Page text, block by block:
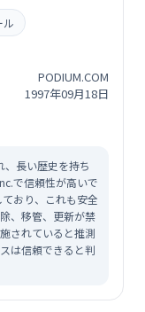
ル
PODIUM.COM
1997年09月18日
長い歴史を持ち
で信頼性が高いで
おり、これも安全
、移管、更新が禁
されていると推測
は信頼できると判